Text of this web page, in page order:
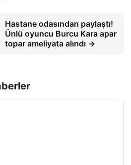
Hastane odasından paylaştı!
Ünlü oyuncu Burcu Kara apar
topar ameliyata alındı →